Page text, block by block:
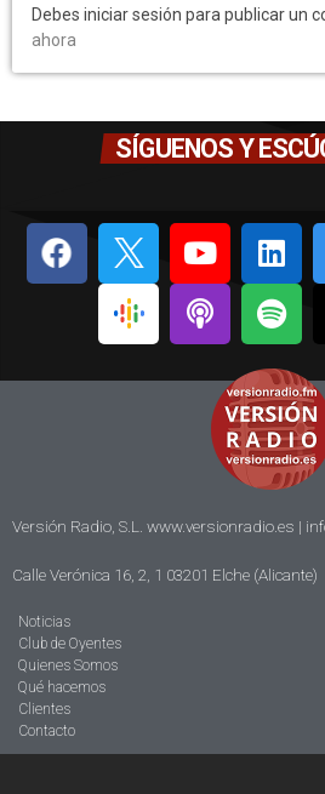
Debes iniciar sesión para publicar un
ahora
SÍGUENOS Y
Versión Radio, S.L. www.versionradio.es |
Calle Verónica 16, 2, 1 03201 Elche (Alicante)
Noticias
Club de Oyentes
Quienes Somos
Qué hacemos
Clientes
Contacto